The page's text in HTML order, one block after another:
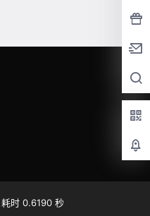
时 0.6190 秒